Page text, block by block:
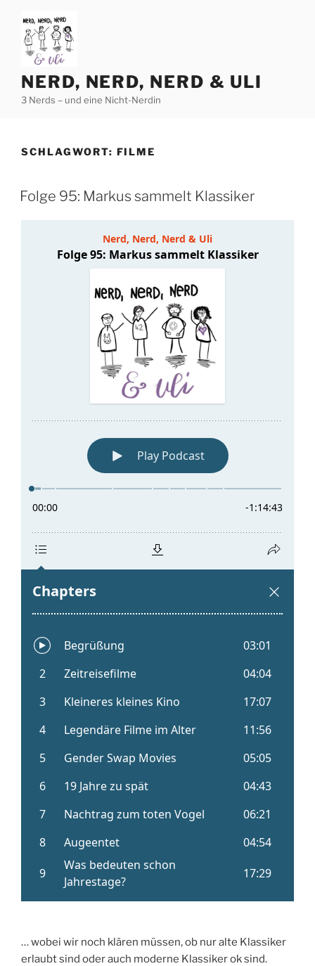
Inhalt
springen
NERD, NERD, NERD & ULI
3 Nerds – und eine Nicht-Nerdin
SCHLAGWORT: FILME
Folge 95: Markus sammelt Klassiker
… wobei wir noch klären müssen, ob nur alte Klassiker
erlaubt sind oder auch moderne Klassiker ok sind.